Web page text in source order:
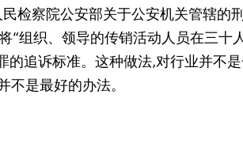
检察院公安部关于公安机关管辖的
“组织、领导的传销活动人员在三十
的追诉标准。这种做法,对行业并不
不是最好的办法。